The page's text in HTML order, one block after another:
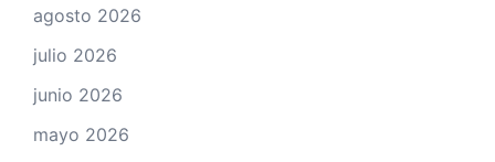
agosto 2026
julio 2026
junio 2026
mayo 2026